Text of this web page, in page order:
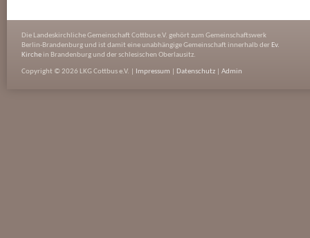
Die Landeskirchliche Gemeinschaft Cottbus e.V. gehört zum Gemeinschaftswerk
Berlin-Brandenburg und ist damit eine unabhängige Gemeinschaft innerhalb der Ev.
Kirche in Brandenburg und der schlesischen Oberlausitz.
Copyright © 2026 LKG Cottbus e.V. | Impressum |Datenschutz |Admin